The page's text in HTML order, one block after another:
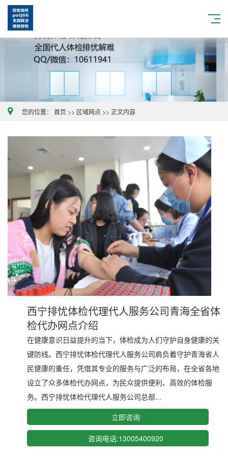
您的位置： 首页 >> 区域网点 >> 正文内容
西宁排忧体检代理代人服务公司青海全省体
检代办网点介绍
在健康意识日益提升的当下，体检成为人们守护自身健康的关
键防线。西宁排忧体检代理代人服务公司肩负着守护青海省人
民健康的重任，凭借其专业的服务与广泛的布局，在全省各地
设立了众多体检代办网点，为民众提供便利、高效的体检服
务。西宁排忧体检代理代人服务公司总部...
立即咨询
咨询电话:13005400920